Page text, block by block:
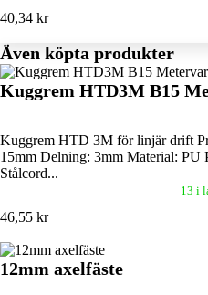
40,34 kr
Även köpta produkter
Kuggrem HTD3M B15
Kuggrem HTD 3M för linjär drift
15mm Delning: 3mm Material: PU
Stålcord...
13 i
46,55 kr
12mm axelfäste